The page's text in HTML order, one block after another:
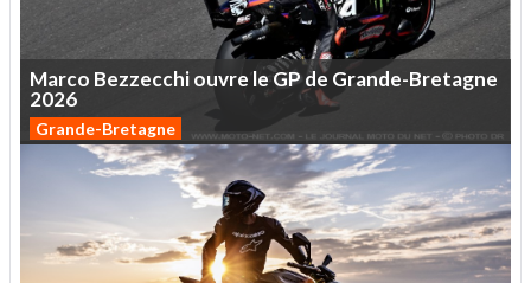
Marco Bezzecchiouvre leGPde Grande-Bretagne
2026
Grande-Bretagne